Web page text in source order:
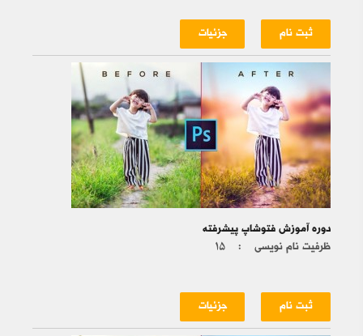
ثبت نام جزئیات
دوره آموزش فتوشاپ پیشرفته
ظرفیت نام نویسی : ۱۵
ثبت نام جزئیات